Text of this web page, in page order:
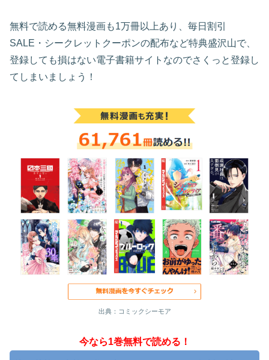
無料で読める無料漫画も1万冊以上あり、毎日割引
SALE・シークレットクーポンの配布など特典盛沢山で、
登録しても損はない電子書籍サイトなのでさくっと登録し
てしまいましょう！
出典：コミックシーモア
今なら1巻無料で読める！